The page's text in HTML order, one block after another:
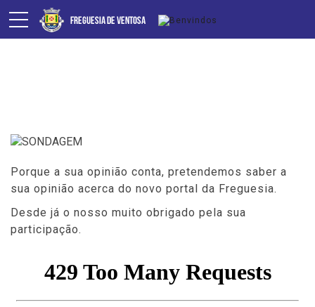
Porque a sua opinião conta, pretendemos saber a
sua opinião acerca do novo portal da Freguesia.
Desde já o nosso muito obrigado pela sua
participação.